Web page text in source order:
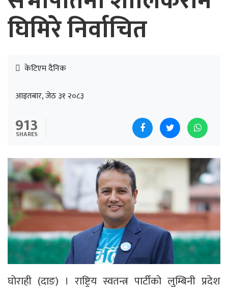
घिमिरे निर्वाचित
केटिएम दैनिक
आइतबार, जेठ ३१ २०८३
913
SHARES
घोराही (दाङ) । राष्ट्रिय स्वतन्त्र पार्टीको लुम्बिनी प्रदेश